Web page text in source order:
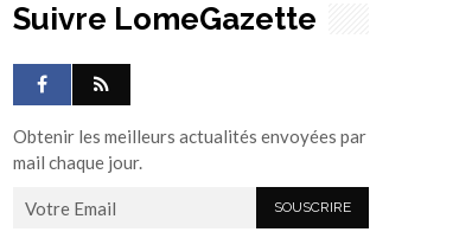
Suivre LomeGazette
Obtenir les meilleurs actualités envoyées par
mail chaque jour.